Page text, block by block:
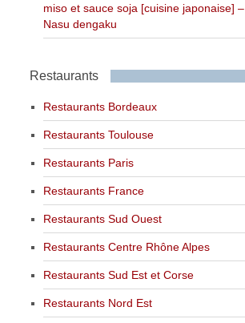
miso et sauce soja [cuisine japonaise] –
Nasu dengaku
Restaurants
Restaurants Bordeaux
Restaurants Toulouse
Restaurants Paris
Restaurants France
Restaurants Sud Ouest
Restaurants Centre Rhône Alpes
Restaurants Sud Est et Corse
Restaurants Nord Est